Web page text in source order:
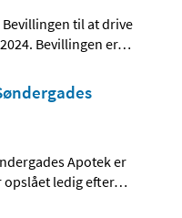
til at drive
Bevillingen er…
Apotek er
opslået ledig efter…